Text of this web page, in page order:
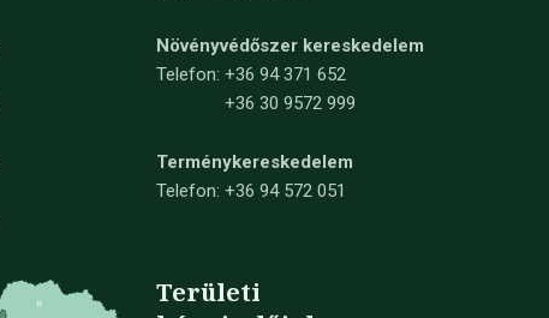
Növényvédőszer kereskedelem
Telefon: +36 94 371 652
+36 30 9572 999
Terménykereskedelem
Telefon: +36 94 572 051
Területi